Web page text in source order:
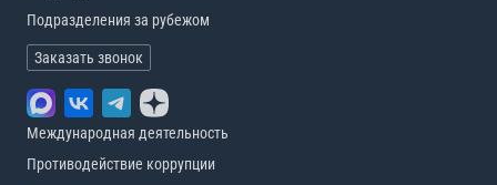
Подразделения за рубежом
Заказать звонок
Международная деятельность
Противодействие коррупции